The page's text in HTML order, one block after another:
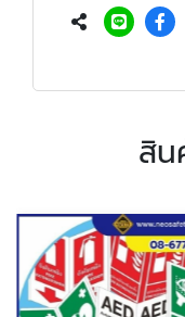
สิน